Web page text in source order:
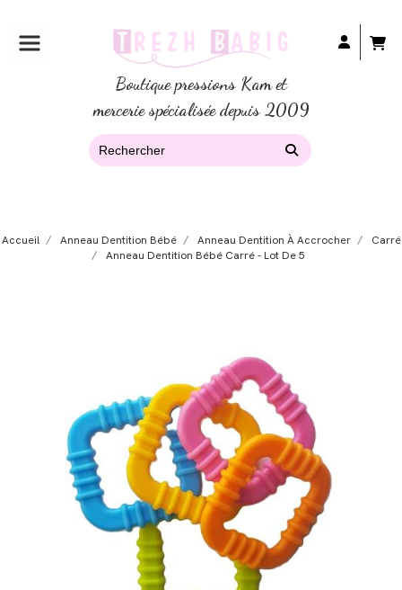
Boutique pressions Kam et
mercerie spécialisée depuis 2009
Accueil Anneau Dentition Bébé Anneau Dentition À Accrocher
Carré
Anneau Dentition Bébé Carré - Lot De 5